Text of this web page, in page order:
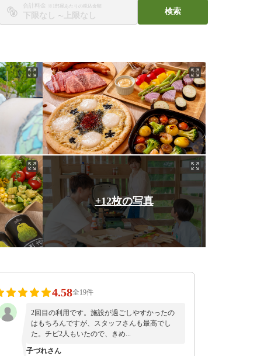
合計料金 ※1部屋あたりの税込金額
〜
検索
+12枚の写真
4.58全19件
2回目の利用です。施設が過ごしやすかったの
はもちろんですが、スタッフさんも最高でし
た。チビ2人もいたので、きめ...
子づれさん